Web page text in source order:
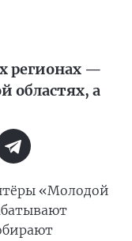
регионах —
областях, а
«Молодой